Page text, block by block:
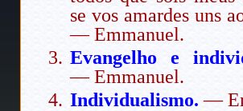
se vos amardes uns
— Emmanuel.
Evangelho e
— Emmanuel.
Individualismo. —